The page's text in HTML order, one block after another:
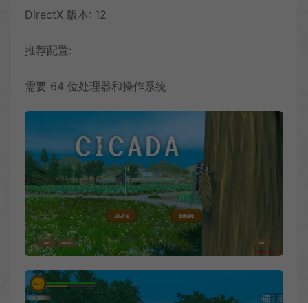
DirectX 版本: 12
推荐配置:
需要 64 位处理器和操作系统